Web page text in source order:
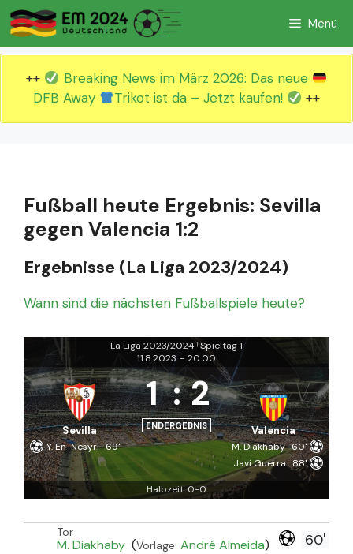
Zum
Inhalt
springen
Menü
++
Breaking News im März 2026: Das neue
DFB Away
Trikot ist da – Jetzt kaufen! ++
Fußball heute Ergebnis: Sevilla
gegen Valencia 1:2
Ergebnisse (La Liga 2023/2024)
Wann sind die nächsten Fußballspiele heute?
La Liga 2023/2024 | Spieltag 1
11.8.2023 - 20:00
Sevilla
1 : 2
ENDERGEBNIS Valencia
Y. En-Nesyri 69' M. Diakhaby 60'
Javi Guerra 88'
Halbzeit: 0-0
60'
Tor
M. Diakhaby (Vorlage: André Almeida)